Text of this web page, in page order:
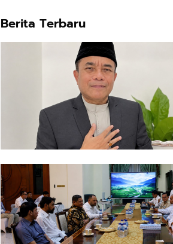
Berita Terbaru